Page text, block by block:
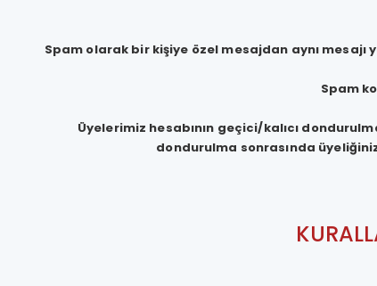
Spam olarak bir kişiye özel mesajdan aynı mesajı
Spam
Üyelerimiz hesabının geçici/kalıcı
dondurulma sonrasında